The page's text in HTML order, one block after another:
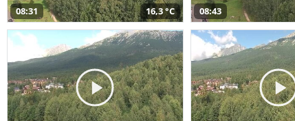
08:31 16,3 °C 08:43